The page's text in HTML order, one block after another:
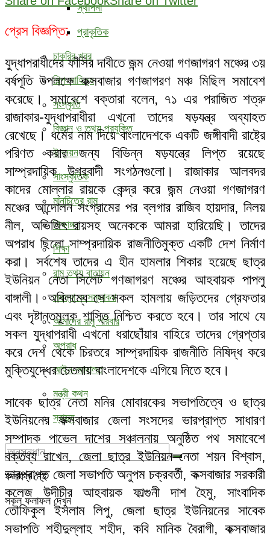
স্থাপনা
প্রাকৃতিক
চাকরির খবর
শিল্প-সাহিত্য
সংস্কৃতি
বিজ্ঞান ও তথ্য প্রযুক্তি
উন্নয়ন
সাংস্কৃতিক
মানচিত্রে রামু
শিক্ষাঙ্গন
শিক্ষা
রামু তথ্য বাতায়ন
সমস্যা ও সম্ভাবনা
আমাদের রামু পরিবার
অপরাধ
আইন-আদালত
মন্ত্রী কথন
স্বাস্থ্য
ফলাফল নেই
সকল ফলাফল দেখুন
প্রেস বিজ্ঞপ্তি:
যুদ্ধাপরাধীদের ফাঁসির দাবীতে জন্ম নেওয়া গণজাগরণ মঞ্চের ৩য়
বর্ষপূতি উপলক্ষে কক্সবাজার গণজাগরণ মঞ্চ মিছিল সমাবেশ
করেছে। সমাবেশে বক্তারা বলেন, ৭১ এর পরাজিত শত্রু
রাজাকার-যুদ্ধাপরাধীরা এখনো তাদের ষড়যন্ত্র অব্যাহত
রেখেছে। ধর্মের নাম দিয়ে বাংলাদেশকে একটি জঙ্গীবাদী রাষ্ট্রে
পরিণত করার জন্য বিভিন্ন ষড়যন্ত্রে লিপ্ত রয়েছে
সাম্প্রদায়িকউগ্রবাদী সংগঠনগুলো। রাজাকার আলবদর
কাদের মোল্লার রায়কে কেন্দ্র করে জন্ম নেওয়া গণজাগরণ
মঞ্চের আন্দোলন সংগ্রামের পর ব্লগার রাজিব হায়দার, নিলয়
নীল, অভিজিৎ রায়সহ অনেককে আমরা হারিয়েছি। তাদের
অপরাধ ছিলো সাম্প্রদায়িক রাজনীতিমুক্ত একটি দেশ নির্মাণ
করা। সর্বশেষ তাদের এ হীন হামলার শিকার হয়েছে ছাত্র
ইউনিয়ন নেতা সিলেট গণজাগরণ মঞ্চের আহবায়ক পাপলু
বাঙ্গালী। অবিলম্বে সে সকল হামলায় জড়িতদের গ্রেফতার
এবং দৃষ্টান্তমূলক শাস্তি নিশ্চিত করতে হবে। তার সাথে যে
সকল যুদ্ধাপরাধী এখনো ধরাছোঁয়ার বাহিরে তাদের গ্রেপ্তার
করে দেশ থেকে চিরতরে সাম্প্রদায়িক রাজনীতি নিষিদ্ধ করে
মুক্তিযুদ্ধের চেতনায় বাংলাদেশকে এগিয়ে নিতে হবে।
সাবেক ছাত্র নেতা মনির মোবারকের সভাপতিত্বে ও ছাত্র
ইউনিয়নের কক্সবাজার জেলা সংসদের ভারপ্রাপ্ত সাধারণ
সম্পাদক পাভেল দাশের সঞ্চালনায় অনুষ্ঠিত পথ সমাবেশে
বক্তব্য রাখেন, জেলা ছাত্র ইউনিয়ন নেতা শয়ন বিশ্বাস,
ভারপ্রাপ্ত জেলা সভাপতি অনুপম চক্রবর্তী, কক্সবাজার সরকারী
কলেজ উদীচীর আহবায়ক ফাল্গুনী দাশ হৈমু, সাংবাদিক
তৌফিকুল ইসলাম লিপু, জেলা ছাত্র ইউনিয়নের সাবেক
সভাপতি শহীদুল্লাহ শহীদ, কবি মানিক বৈরাগী, কক্সবাজার